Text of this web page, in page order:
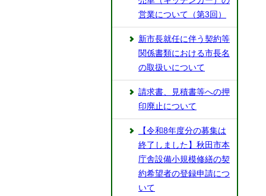
営業について（第3回）
新市長就任に伴う契約等
関係書類における市長名
の取扱いについて
請求書、見積書等への押
印廃止について
【令和8年度分の募集は
終了しました】秋田市本
庁舎設備小規模修繕の契
約希望者の登録申請につ
いて